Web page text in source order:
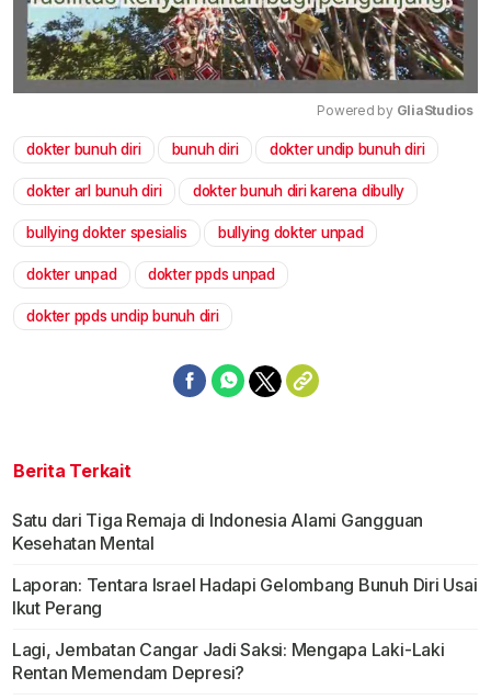
Mute
Powered by GliaStudios
dokter bunuh diri bunuh diri dokter undip bunuh diri
dokter arl bunuh diri dokter bunuh diri karena dibully
bullying dokter spesialis bullying dokter unpad
dokter unpad dokter ppds unpad
dokter ppds undip bunuh diri
Berita Terkait
Satu dari Tiga Remaja di Indonesia Alami Gangguan
Kesehatan Mental
Laporan: Tentara Israel Hadapi Gelombang Bunuh Diri Usai
Ikut Perang
Lagi, Jembatan Cangar Jadi Saksi: Mengapa Laki-Laki
Rentan Memendam Depresi?